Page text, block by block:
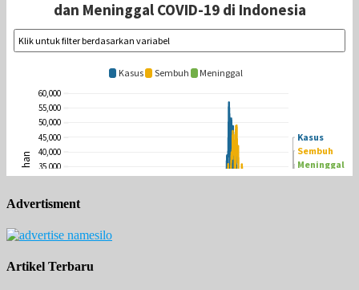
Advertisment
Artikel Terbaru